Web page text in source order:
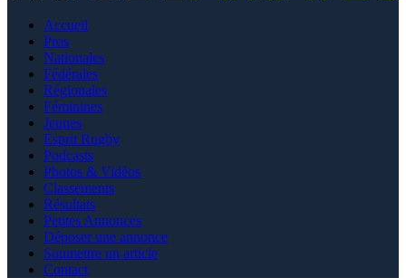
Accueil
Pros
Nationales
Fédérales
Régionales
Féminines
Jeunes
Esprit Rugby
Podcasts
Photos & Vidéos
Classements
Résultats
Petites Annonces
Déposer une annonce
Soumettre un article
Contact